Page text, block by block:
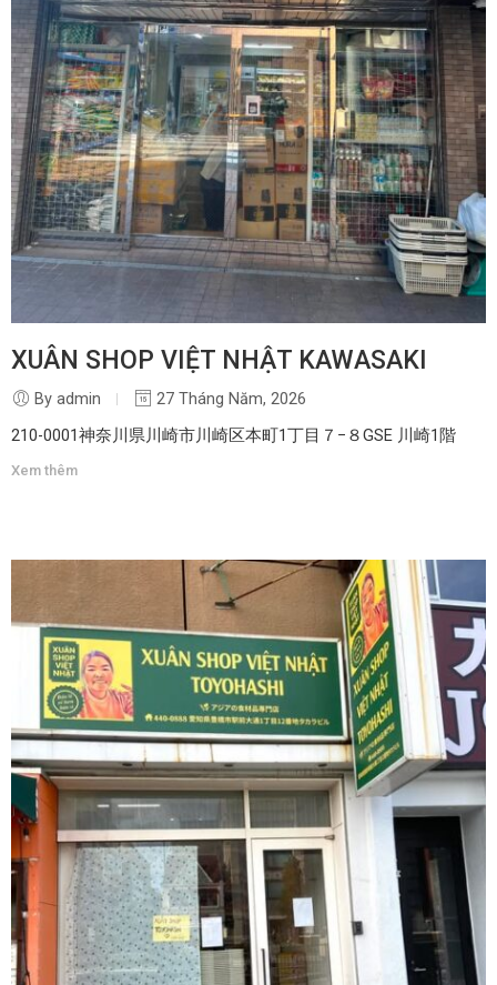
XUÂN SHOP VIỆT NHẬT KAWASAKI
By admin
27 Tháng Năm, 2026
210-0001神奈川県川崎市川崎区本町1丁目７−８GSE 川崎1階
Xem thêm